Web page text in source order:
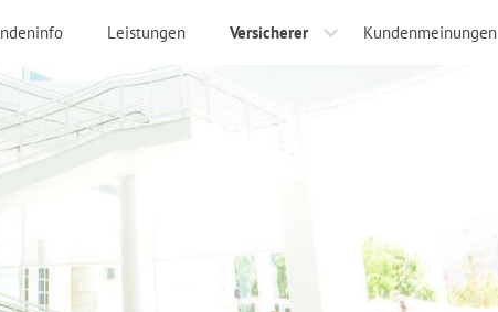
Leistungen Versicherer Kundenmeinungen